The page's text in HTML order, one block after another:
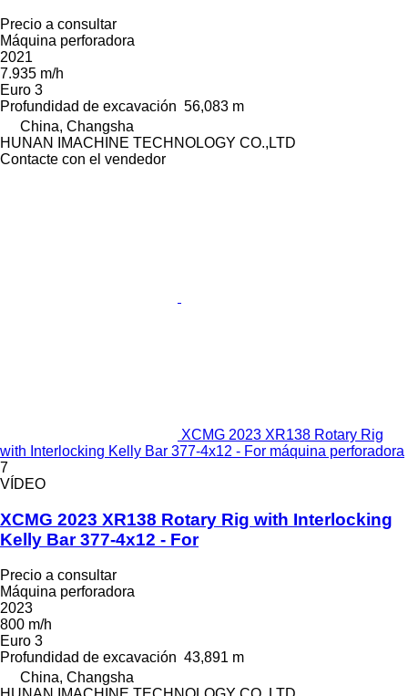
Precio a consultar
Máquina perforadora
2021
7.935 m/h
Euro 3
Profundidad de excavación 56,083 m
China, Changsha
HUNAN IMACHINE TECHNOLOGY CO.,LTD
Contacte con el vendedor
XCMG 2023 XR138 Rotary Rig
with Interlocking Kelly Bar 377-4x12 - For máquina perforadora
7
VÍDEO
XCMG 2023 XR138 Rotary Rig with Interlocking
Kelly Bar 377-4x12 - For
Precio a consultar
Máquina perforadora
2023
800 m/h
Euro 3
Profundidad de excavación 43,891 m
China, Changsha